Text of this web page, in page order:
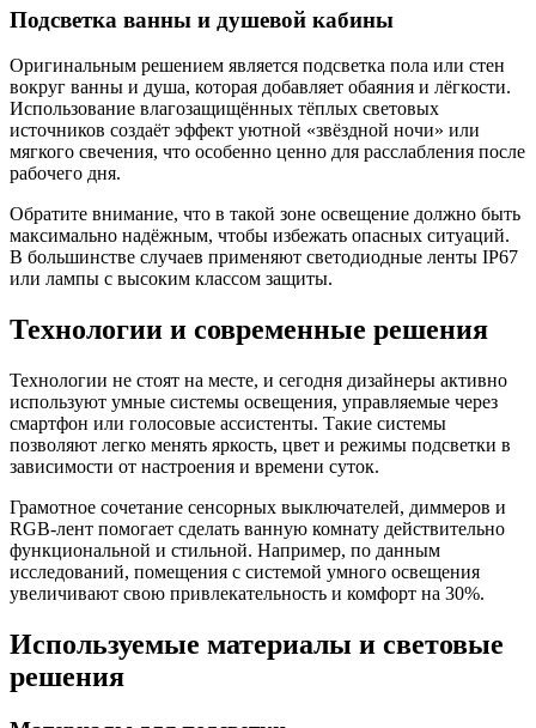
Подсветка ванны и душевой кабины
Оригинальным решением является подсветка пола или стен
вокруг ванны и душа, которая добавляет обаяния и лёгкости.
Использование влагозащищённых тёплых световых
источников создаёт эффект уютной «звёздной ночи» или
мягкого свечения, что особенно ценно для расслабления после
рабочего дня.
Обратите внимание, что в такой зоне освещение должно быть
максимально надёжным, чтобы избежать опасных ситуаций.
В большинстве случаев применяют светодиодные ленты IP67
или лампы с высоким классом защиты.
Технологии и современные решения
Технологии не стоят на месте, и сегодня дизайнеры активно
используют умные системы освещения, управляемые через
смартфон или голосовые ассистенты. Такие системы
позволяют легко менять яркость, цвет и режимы подсветки в
зависимости от настроения и времени суток.
Грамотное сочетание сенсорных выключателей, диммеров и
RGB-лент помогает сделать ванную комнату действительно
функциональной и стильной. Например, по данным
исследований, помещения с системой умного освещения
увеличивают свою привлекательность и комфорт на 30%.
Используемые материалы и световые
решения